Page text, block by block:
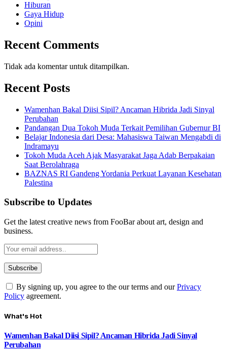
Hiburan
Gaya Hidup
Opini
Recent Comments
Tidak ada komentar untuk ditampilkan.
Recent Posts
Wamenhan Bakal Diisi Sipil? Ancaman Hibrida Jadi Sinyal
Perubahan
Pandangan Dua Tokoh Muda Terkait Pemilihan Gubernur BI
Belajar Indonesia dari Desa: Mahasiswa Taiwan Mengabdi di
Indramayu
Tokoh Muda Aceh Ajak Masyarakat Jaga Adab Berpakaian
Saat Berolahraga
BAZNAS RI Gandeng Yordania Perkuat Layanan Kesehatan
Palestina
Subscribe to Updates
Get the latest creative news from FooBar about art, design and
business.
By signing up, you agree to the our terms and ourPrivacy
Policy agreement.
What's Hot
Wamenhan Bakal Diisi Sipil? Ancaman Hibrida Jadi Sinyal
Perubahan